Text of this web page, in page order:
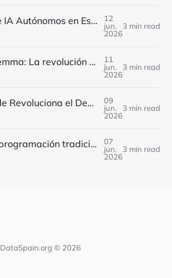
Agentes de IA Autónomos en España: Cómo Implementarlos Estratégicamente en 2025
12
jun.
2026
3 min read
DiffusionGemma: La revolución de Google que reduce 4x los costes de IA para empresas españolas
11
jun.
2026
3 min read
Claude Code Revoluciona el Desarrollo en España: Workflows Dinámicos y 5 Agentes Simultáneos
09
jun.
2026
3 min read
El fin de la programación tradicional: cómo los agentes de IA están transformando el desarrollo software en España
07
jun.
2026
3 min read
DataSpain.org © 2026